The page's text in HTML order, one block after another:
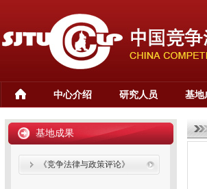
中心介绍 研究人员 基地
基地成果
《竞争法律与政策评论》